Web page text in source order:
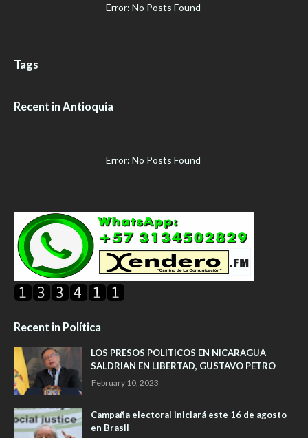
Error: No Posts Found
Tags
Recent in Antioquía
Error: No Posts Found
Recent in Política
LOS PRESOS POLITICOS EN NICARAGUA
SALDRIAN EN LIBERTAD, GUSTAVO PETRO
February 10, 2023
Campaña electoral iniciará este 16 de agosto
en Brasil